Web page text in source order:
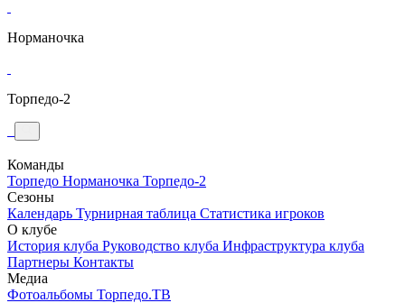
Норманочка
Торпедо-2
Команды
Торпедо Норманочка Торпедо-2
Сезоны
Календарь Турнирная таблица Статистика игроков
О клубе
История клуба Руководство клуба Инфраструктура клуба
Партнеры Контакты
Медиа
Фотоальбомы Торпедо.ТВ